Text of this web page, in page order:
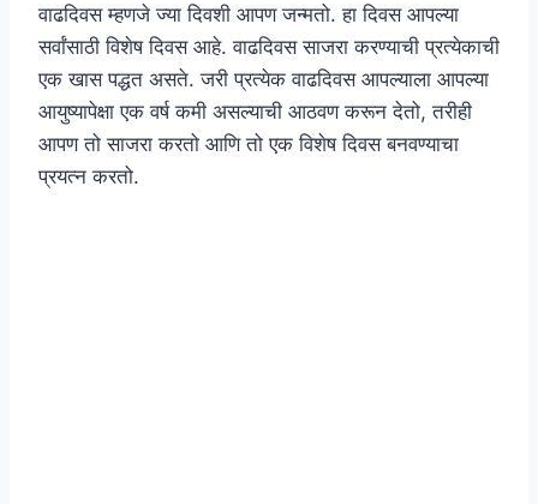
वाढदिवस म्हणजे ज्या दिवशी आपण जन्मतो. हा दिवस आपल्या
सर्वांसाठी विशेष दिवस आहे. वाढदिवस साजरा करण्याची प्रत्येकाची
एक खास पद्धत असते. जरी प्रत्येक वाढदिवस आपल्याला आपल्या
आयुष्यापेक्षा एक वर्ष कमी असल्याची आठवण करून देतो, तरीही
आपण तो साजरा करतो आणि तो एक विशेष दिवस बनवण्याचा
प्रयत्न करतो.